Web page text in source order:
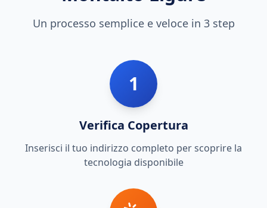
Un processo semplice e veloce in 3 step
1
Verifica Copertura
Inserisci il tuo indirizzo completo per scoprire la
tecnologia disponibile